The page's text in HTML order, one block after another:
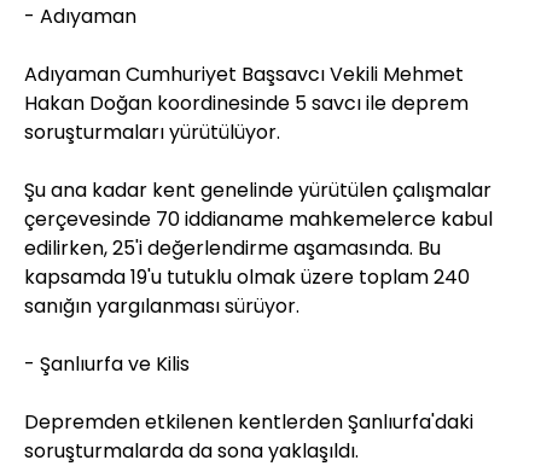
- Adıyaman
Adıyaman Cumhuriyet Başsavcı Vekili Mehmet
Hakan Doğan koordinesinde 5 savcı ile deprem
soruşturmaları yürütülüyor.
Şu ana kadar kent genelinde yürütülen çalışmalar
çerçevesinde 70 iddianame mahkemelerce kabul
edilirken, 25'i değerlendirme aşamasında. Bu
kapsamda 19'u tutuklu olmak üzere toplam 240
sanığın yargılanması sürüyor.
- Şanlıurfa ve Kilis
Depremden etkilenen kentlerden Şanlıurfa'daki
soruşturmalarda da sona yaklaşıldı.